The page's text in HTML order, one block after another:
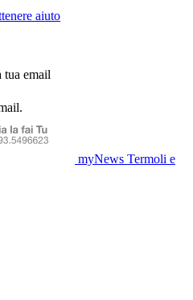
aiuto
tua email
myNews Termoli e